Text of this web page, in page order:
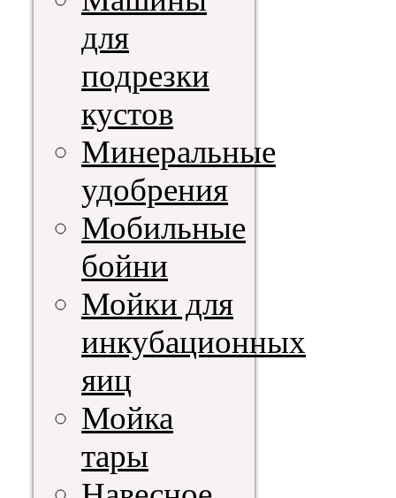
для
подрезки
кустов
Минеральные
удобрения
Мобильные
бойни
Мойки для
инкубационных
яиц
Мойка
тары